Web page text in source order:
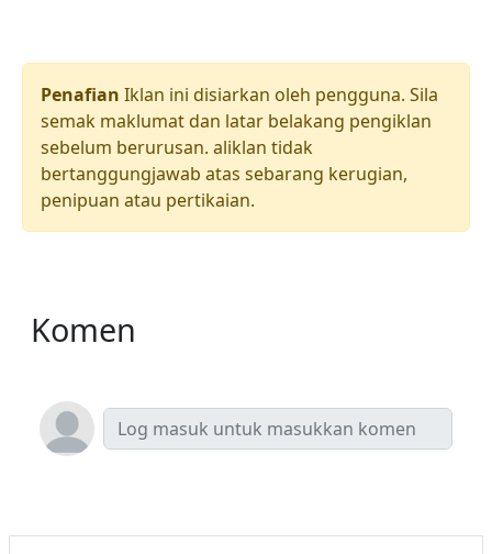
Penafian Iklan ini disiarkan oleh pengguna. Sila
semak maklumat dan latar belakang pengiklan
sebelum berurusan. aliklan tidak
bertanggungjawab atas sebarang kerugian,
penipuan atau pertikaian.
Komen